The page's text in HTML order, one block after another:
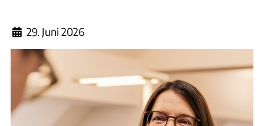
Details29. Juni 2026